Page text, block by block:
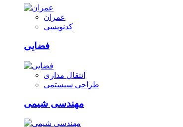
عمران
کدنویسی
فضایی
انتقال مداری
طراحی سیستمی
مهندسی شیمی